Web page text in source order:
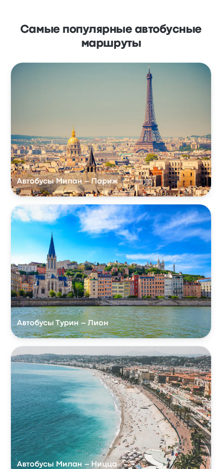
Самые популярные автобусные
маршруты
Автобусы Милан – Париж
Автобусы Турин – Лион
Автобусы Милан – Ницца